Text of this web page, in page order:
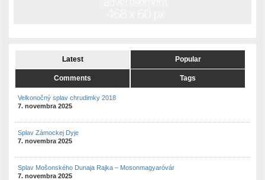
Latest Popular
Comments Tags
Velkonočný splav chrudimky 2018
7. novembra 2025
Splav Zámockej Dyje
7. novembra 2025
Splav Mošonského Dunaja Rajka – Mosonmagyaróvár
7. novembra 2025